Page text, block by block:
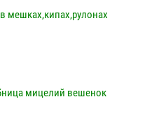
мешках,кипах,рулонах
мицелий вешенок